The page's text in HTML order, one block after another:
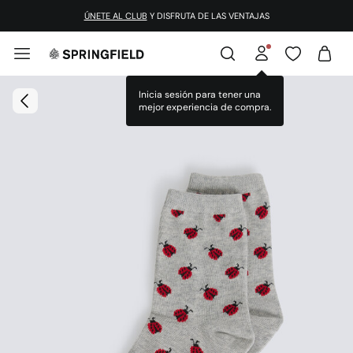
ÚNETE AL CLUB Y DISFRUTA DE LAS VENTAJAS
Inicia sesión para tener una
mejor experiencia de compra.